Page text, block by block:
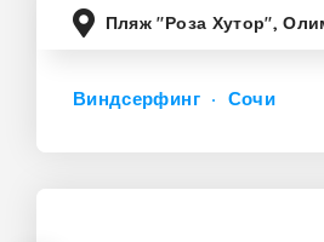
Пляж "Роза Хутор", Олимпийский проспект, Адлер,
Виндсерфинг Сочи